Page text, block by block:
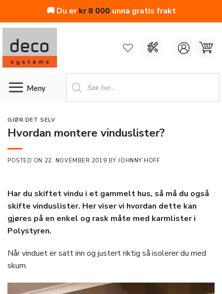
🚚 Du erkr8 000 unna gratis frakt
Skip
content
search
GJØR DET SELV
Hvordan montere vinduslister?
POSTED ON 22. NOVEMBER 2019 BYJOHNNY HOFF
Har du skiftet vindu i et gammelt hus, så må du også
skifte vinduslister. Her viser vi hvordan dette kan
gjøres på en enkel og rask måte med karmlister i
Polystyren.
Når vinduet er satt inn og justert riktig så isolerer du med
skum.